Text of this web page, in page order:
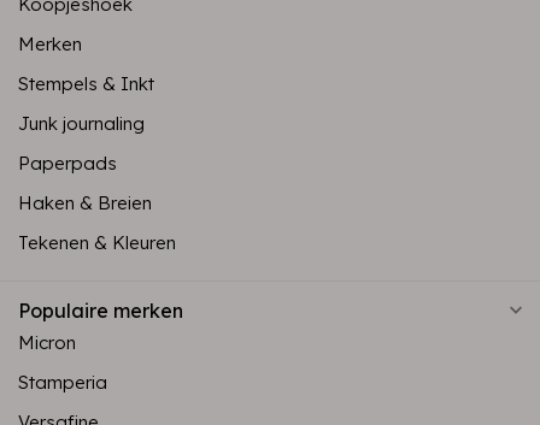
Merken
Stempels & Inkt
Junk journaling
Paperpads
Haken & Breien
Tekenen & Kleuren
Populaire merken
Micron
Stamperia